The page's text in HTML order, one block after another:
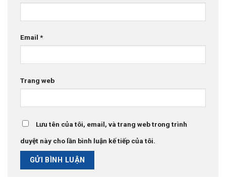
Email *
Trang web
Lưu tên của tôi, email, và trang web trong trình
duyệt này cho lần bình luận kế tiếp của tôi.